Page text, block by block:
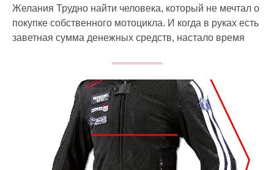
Желания Трудно найти человека, который не мечтал о
покупке собственного мотоцикла. И когда в руках есть
заветная сумма денежных средств, настало время